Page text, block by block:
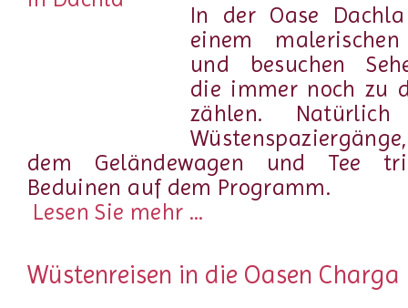
In der Oase
einem
und besuchen
die immer noch zu
zählen.
dem Geländewagen und Tee
Beduinen auf dem Programm.
Lesen Sie mehr ...
Wüstenreisen in die Oasen